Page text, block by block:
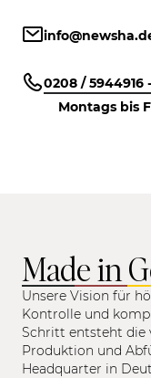
0208 / 5944916
Montags bis
Made in
Unsere Vision für
Kontrolle und
Schritt entsteht die
Produktion und
Headquarter in